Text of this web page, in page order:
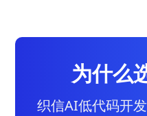
为什么
织信AI低代码开